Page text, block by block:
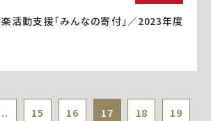
楽活動支援「みんなの寄付」／2023年度
15 16 17 18 19